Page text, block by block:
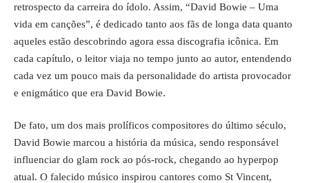
retrospecto da carreira do ídolo. Assim, “David Bowie – Uma
vida em canções”, é dedicado tanto aos fãs de longa data quanto
aqueles estão descobrindo agora essa discografia icônica. Em
cada capítulo, o leitor viaja no tempo junto ao autor, entendendo
cada vez um pouco mais da personalidade do artista provocador
e enigmático que era David Bowie.
De fato, um dos mais prolíficos compositores do último século,
David Bowie marcou a história da música, sendo responsável
influenciar do glam rock ao pós-rock, chegando ao hyperpop
atual. O falecido músico inspirou cantores como St Vincent,